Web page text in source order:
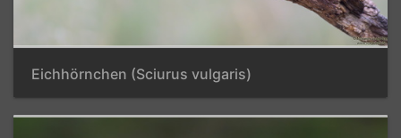
Eichhörnchen (Sciurus vulgaris)